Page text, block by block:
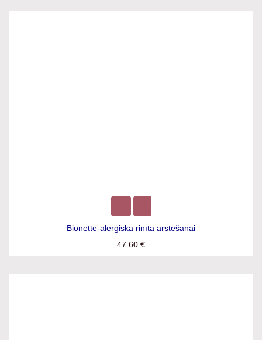
Bionette-alerģiskā rinīta ārstēšanai
47.60€